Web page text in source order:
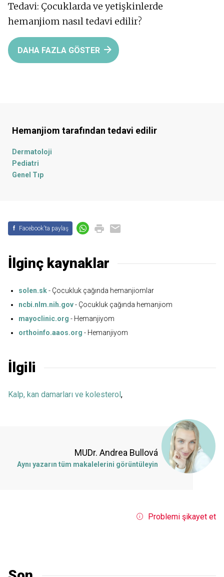
Tedavi: Çocuklarda ve yetişkinlerde
hemanjiom nasıl tedavi edilir?
DAHA FAZLA GÖSTER
Hemanjiom tarafından tedavi edilir
Dermatoloji
Pediatri
Genel Tıp
f Facebook'ta paylaş
İlginç kaynaklar
solen.sk- Çocukluk çağında hemanjiomlar
ncbi.nlm.nih.gov- Çocukluk çağında hemanjiom
mayoclinic.org - Hemanjiyom
orthoinfo.aaos.org - Hemanjiyom
İlgili
Kalp, kan damarları ve kolesterol,
MUDr. Andrea Bullová
Aynı yazarın tüm makalelerini görüntüleyin
Problemi şikayet et